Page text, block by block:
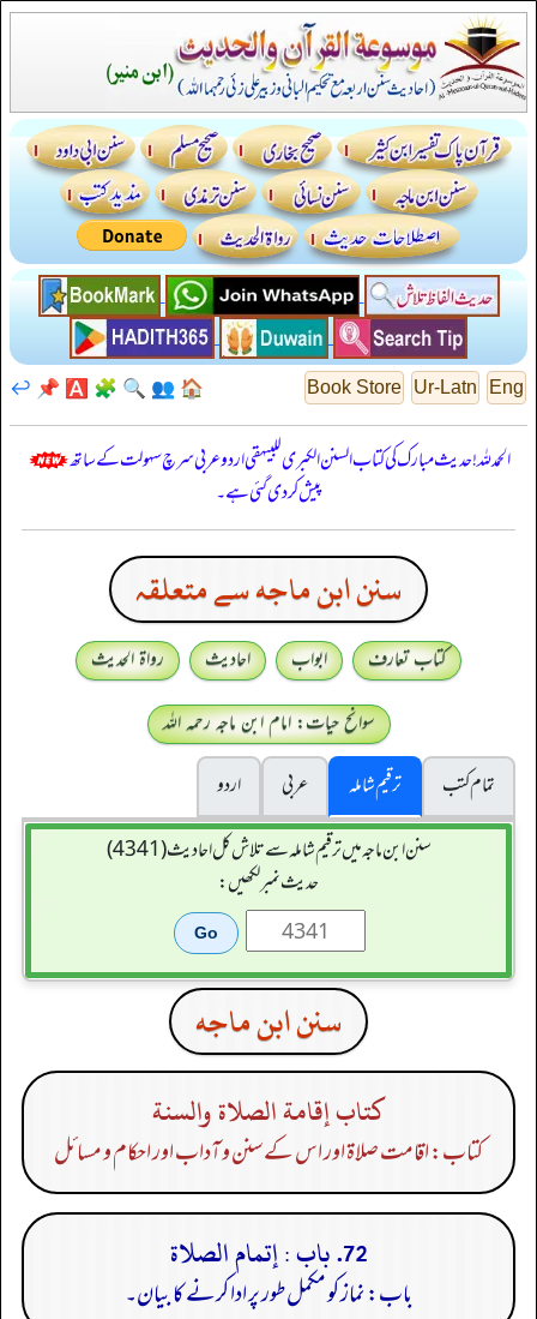
Eng
Ur-Latn
Book Store
🏠
👥
🔍
🧩
🅰️
📌
↩️
الحمدللہ! حدیث مبارک کی کتاب السنن الكبرى للبيهقي اردو عربی سرچ سہولت کے ساتھ
پیش کر دی گئی ہے۔
سنن ابن ماجه سے متعلقہ
کتاب تعارف ابواب احادیث
رواۃ الحدیث
سوانح حیات: امام ابن ماجہ رحمہ اللہ
تمام کتب
ترقیم شاملہ عربی
اردو
سنن ابن ماجہ میں ترقیم شاملہ سے تلاش کل احادیث (4341)
حدیث نمبر لکھیں:
سنن ابن ماجه
كتاب إقامة الصلاة والسنة
کتاب: اقامت صلاۃ اور اس کے سنن و آداب اور احکام و مسائل
72. باب : إتمام الصلاة
باب: نماز کو مکمل طور پر ادا کرنے کا بیان۔